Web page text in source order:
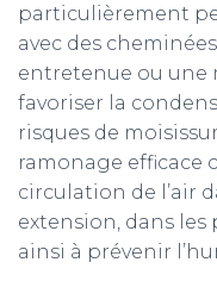
particulièrement
avec des
entretenue ou une
favoriser la
risques de
ramonage efficace
circulation de l’air
extension, dans les
ainsi à prévenir